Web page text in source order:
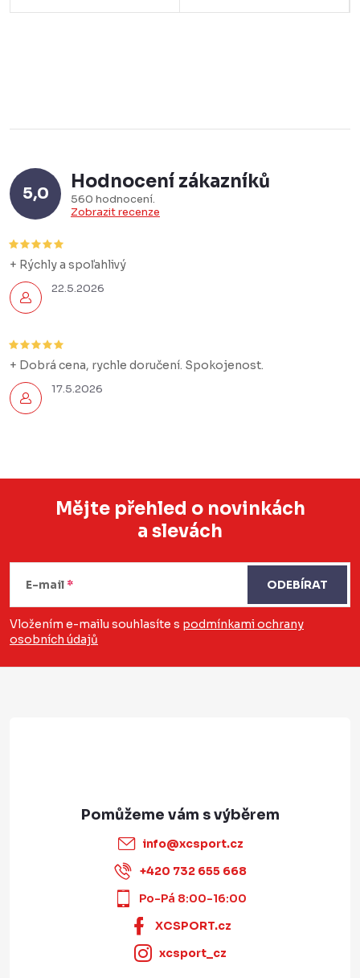
5,0
Hodnocení zákazníků
560 hodnocení
Zobrazit recenze
22.5.2026
+ Rýchly a spoľahlivý
17.5.2026
+ Dobrá cena, rychle doručení. Spokojenost.
á
a
Mějte přehled o novinkách
a slevách
E-mail
Vložením e-mailu souhlasíte s podmínkami ochrany
osobních údajů
ODEBÍRAT
info@xcsport.cz
+420 732 655 668
Po-Pá 8:00-16:00
XCSPORT.cz
xcsport_cz